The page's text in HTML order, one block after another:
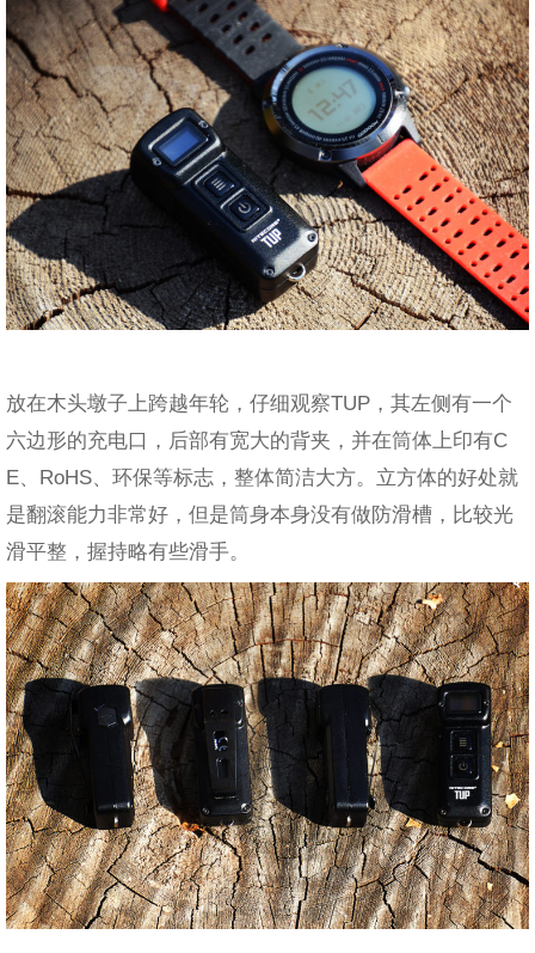
放在木头墩子上跨越年轮，仔细观察TUP，其左侧有一个
六边形的充电口，后部有宽大的背夹，并在筒体上印有C
E、RoHS、环保等标志，整体简洁大方。立方体的好处就
是翻滚能力非常好，但是筒身本身没有做防滑槽，比较光
滑平整，握持略有些滑手。